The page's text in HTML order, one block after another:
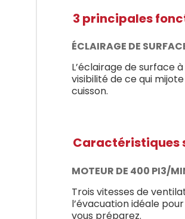
3 principales
ÉCLAIRAGE DE
L’éclairage de surface
visibilité de ce qui
cuisson.
Caractéristiques
MOTEUR DE 400 PI3/
Trois vitesses de
l’évacuation idéale
vous préparez.